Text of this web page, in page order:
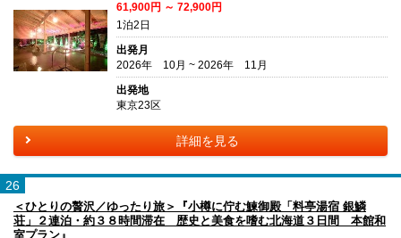
61,900円 ～ 72,900円
1泊2日
出発月
2026年 10月 ~ 2026年 11月
出発地
東京23区
詳細を見る
26
＜ひとりの贅沢／ゆったり旅＞『小樽に佇む鰊御殿「料亭湯宿 銀鱗
荘」２連泊・約３８時間滞在 歴史と美食を嗜む北海道３日間 本館和
室プラン』